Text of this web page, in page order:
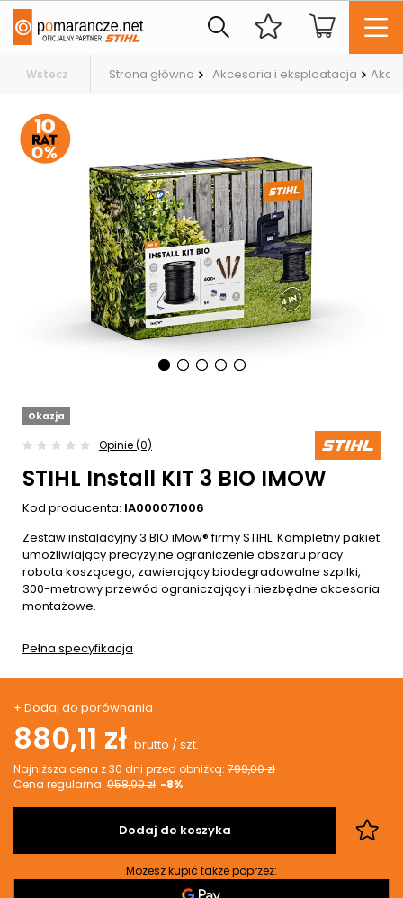
Wstecz Strona główna Akcesoria i eksploatacja
Okazja
Opinie (0)
STIHL Install KIT 3 BIO IMOW
Kod producenta: IA000071006
Zestaw instalacyjny 3 BIO iMow® firmy STIHL: Kompletny pakiet
umożliwiający precyzyjne ograniczenie obszaru pracy
robota koszącego, zawierający biodegradowalne szpilki,
300-metrowy przewód ograniczający i niezbędne akcesoria
montażowe.
Pełna specyfikacja
+ Dodaj do porównania
880,11 zł brutto / szt.
Najniższa cena z 30 dni przed obniżką: 799,00 zł
Cena regularna: 958,99 zł -8%
Dodaj do koszyka
Możesz kupić także poprzez: